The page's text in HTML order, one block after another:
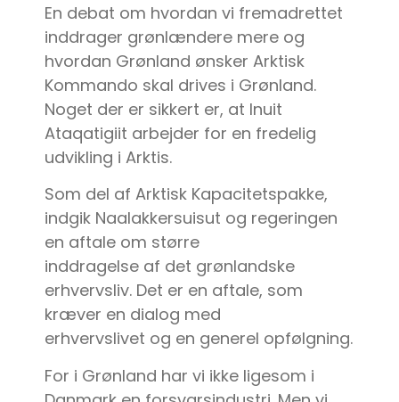
En debat om hvordan vi fremadrettet
inddrager grønlændere mere og
hvordan Grønland ønsker Arktisk
Kommando skal drives i Grønland.
Noget der er sikkert er, at Inuit
Ataqatigiit arbejder for en fredelig
udvikling i Arktis.
Som del af Arktisk Kapacitetspakke,
indgik Naalakkersuisut og regeringen
en aftale om større
inddragelse af det grønlandske
erhvervsliv. Det er en aftale, som
kræver en dialog med
erhvervslivet og en generel opfølgning.
For i Grønland har vi ikke ligesom i